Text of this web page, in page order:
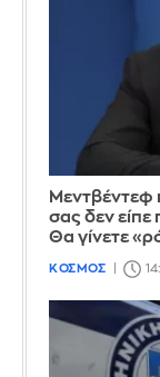
Μεντβέντεφ
σας δεν είπε
Θα γίνετε
ΚΟΣΜΟΣ